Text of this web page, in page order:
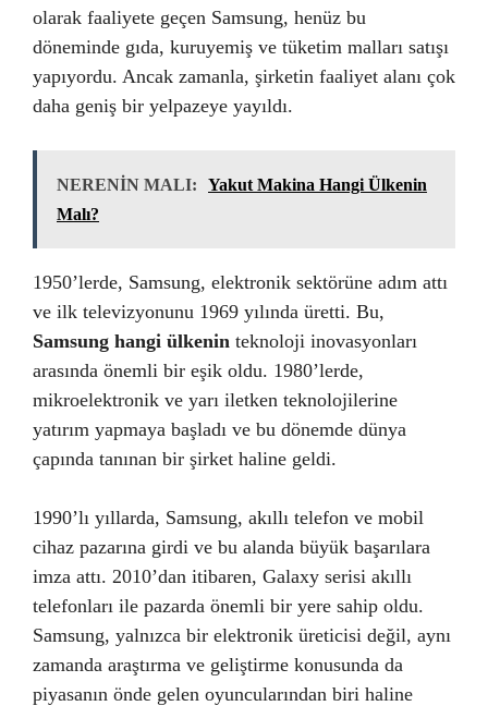
olarak faaliyete geçen Samsung, henüz bu
döneminde gıda, kuruyemiş ve tüketim malları satışı
yapıyordu. Ancak zamanla, şirketin faaliyet alanı çok
daha geniş bir yelpazeye yayıldı.
NERENİN MALI:
Yakut Makina Hangi Ülkenin
Malı?
1950’lerde, Samsung, elektronik sektörüne adım attı
ve ilk televizyonunu 1969 yılında üretti. Bu,
Samsung hangi ülkenin teknoloji inovasyonları
arasında önemli bir eşik oldu. 1980’lerde,
mikroelektronik ve yarı iletken teknolojilerine
yatırım yapmaya başladı ve bu dönemde dünya
çapında tanınan bir şirket haline geldi.
1990’lı yıllarda, Samsung, akıllı telefon ve mobil
cihaz pazarına girdi ve bu alanda büyük başarılara
imza attı. 2010’dan itibaren, Galaxy serisi akıllı
telefonları ile pazarda önemli bir yere sahip oldu.
Samsung, yalnızca bir elektronik üreticisi değil, aynı
zamanda araştırma ve geliştirme konusunda da
piyasanın önde gelen oyuncularından biri haline